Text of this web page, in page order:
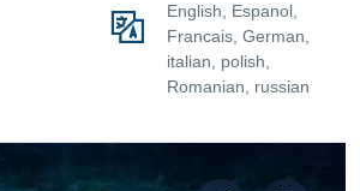
English, Espanol,
Francais, German,
italian, polish,
Romanian, russian